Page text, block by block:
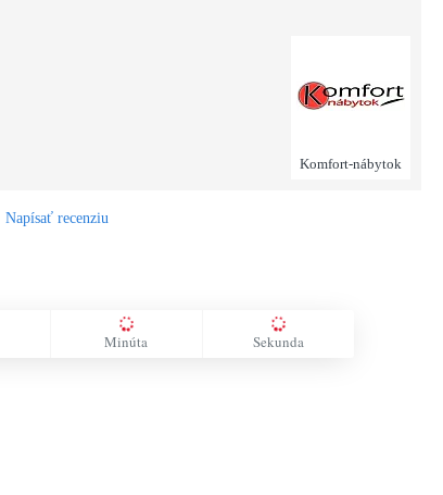
Komfort-nábytok
Napísať recenziu
Minúta Sekunda